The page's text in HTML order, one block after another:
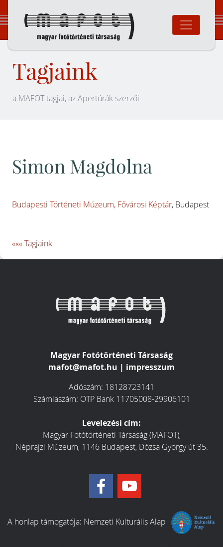
a
tartalomhoz
Magyar
Tagjaink
a MAFOT tagjai, az Apertúrák szerzői
Simon Magdolna
Budapesti Történeti Múzeum, Fővárosi Képtár, Budapest
««« Tagjaink
Magyar Fotótörténeti Társaság
mafot@mafot.hu | impresszum
Adószám: 18128723141
Számlaszám: OTP Bank 11705008-29906101
Levelezési cím:
Magyar Fotótörténeti Társaság (MAFOT),
Néprajzi Múzeum, 1146 Budapest, Dózsa György út 35.
A honlap támogatója: Nemzeti Kulturális Alap